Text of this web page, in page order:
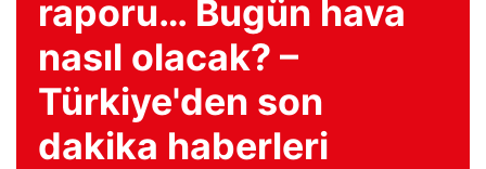
raporu… Bugün hava
nasıl olacak? –
Türkiye'den son
dakika haberleri